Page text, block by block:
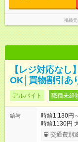
掲載
【レジ対応な
OK│買物割引あ
アルバイト 職種未経
給与
時給1,130円
時給1130円 大学生・一般 時給1130円 【試用期間】試用期間な
し 交通費別